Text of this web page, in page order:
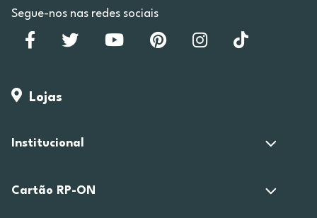
Segue-nos nas redes sociais
Lojas
Institucional
Cartão RP-ON